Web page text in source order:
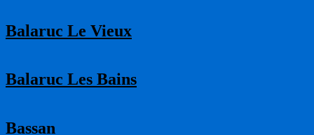
Balaruc Le Vieux
Balaruc Les Bains
Bassan